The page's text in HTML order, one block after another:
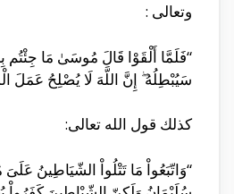
وتعالى :
“فَلَمَّا أَلْقَوْا قَالَ مُوسَىٰ مَا جِئْتُم
سَيُبْطِلُهُ ۖ إِنَّ اللَّهَ لَا يُصْلِحُ عَمَلَ
كذلك قول الله تعالى:
“وَاتّبَعُواْ مَا تَتْلُواْ الشّيَاطِينُ